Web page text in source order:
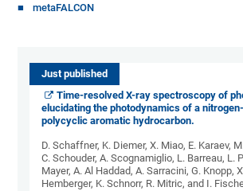
metaFALCON
Just published
Time-resolved X-ray spectroscopy of
elucidating the photodynamics of a
polycyclic aromatic hydrocarbon.
D. Schaffner, K. Diemer, X. Miao, E. Karaev,
C. Schouder, A. Scognamiglio, L. Barreau, L.
Mayer, A. Al Haddad, A. Sarracini, G. Knopp,
Hemberger, K. Schnorr, R. Mitric, and I.